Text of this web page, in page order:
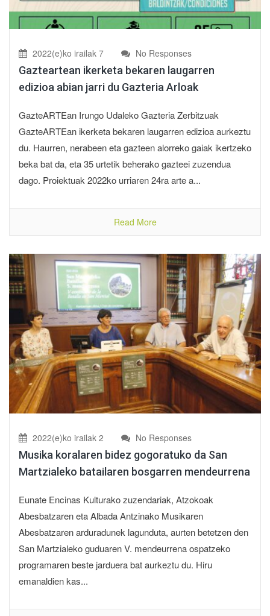
2022(e)ko irailak 7 No Responses
Gazteartean ikerketa bekaren laugarren
edizioa abian jarri du Gazteria Arloak
GazteARTEan Irungo Udaleko Gazteria Zerbitzuak
GazteARTEan ikerketa bekaren laugarren edizioa aurkeztu
du. Haurren, nerabeen eta gazteen alorreko gaiak ikertzeko
beka bat da, eta 35 urtetik beherako gazteei zuzendua
dago. Proiektuak 2022ko urriaren 24ra arte a...
Read More
2022(e)ko irailak 2 No Responses
Musika koralaren bidez gogoratuko da San
Martzialeko batailaren bosgarren mendeurrena
Eunate Encinas Kulturako zuzendariak, Atzokoak
Abesbatzaren eta Albada Antzinako Musikaren
Abesbatzaren arduradunek lagunduta, aurten betetzen den
San Martzialeko guduaren V. mendeurrena ospatzeko
programaren beste jarduera bat aurkeztu du. Hiru
emanaldien kas...